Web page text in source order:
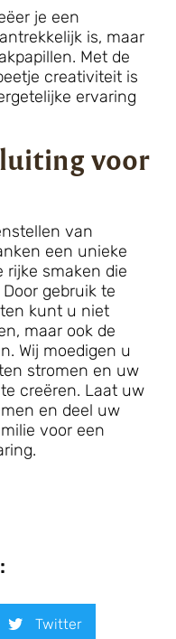
je een
is, maar
Met de
creativiteit is
ervaring
voor
van
een unieke
rijke smaken die
gebruik te
kunt u niet
maar ook de
Wij moedigen u
stromen en uw
creëren. Laat uw
en deel uw
voor een
Twitter